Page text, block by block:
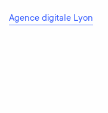
Agence digitale Lyon